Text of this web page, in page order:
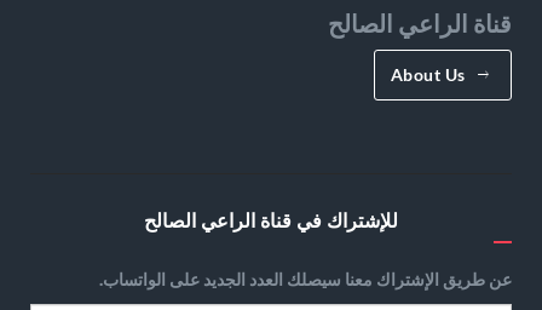
قناة الراعي الصالح
About Us
للإشتراك في قناة الراعي الصالح
عن طريق الإشتراك معنا سيصلك العدد الجديد على الواتساب.